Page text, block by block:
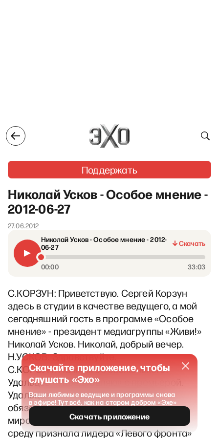
Поддержать
Николай Усков - Особое мнение -
2012-06-27
27.06.2012
Николай Усков - Особое мнение - 2012-
06-27
Скачать
00:00 33:03
С.КОРЗУН: Приветствую. Сергей Корзун
здесь в студии в качестве ведущего, а мой
сегодняшний гость в программе «Особое
мнение» - президент медиагруппы «Живи!»
Николай Усков. Николай, добрый вечер.
Н.УСКОВ: Здравствуйте.
С.КОРЗУН: Начнем со свеженького?
Удальцов – «поздравляю» с премьерой.
Удальцов осужден на 240 часов
обязательных работ. Судья Ленинского
мирового суда Ульяновска Трофимова в
среду признала лидера «Левого фронта»
Скачайте приложение, чтобы
слушать «Эхо»
Ваши любимые ведущие и программы снова
в эфире! Тут всё, как на старом добром «Эхе»
Скачать приложение